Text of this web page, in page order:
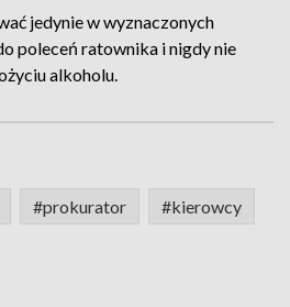
jedynie w wyznaczonych
poleceń ratownika i nigdy nie
alkoholu.
#prokurator #kierowcy